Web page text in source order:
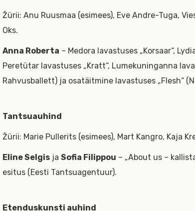
Žürii: Anu Ruusmaa (esimees), Eve Andre-Tuga,
Oks.
Anna Roberta – Medora lavastuses „Korsaar“,
Peretütar lavastuses „Kratt“, Lumekuninganna
Rahvusballett) ja osatäitmine lavastuses „Flesh“
Tantsuauhind
Žürii: Marie Pullerits (esimees), Mart Kangro, Kaja
Eline Selgisja Sofia Filippou – „About us –
esitus (Eesti Tantsuagentuur).
Etenduskunsti auhind